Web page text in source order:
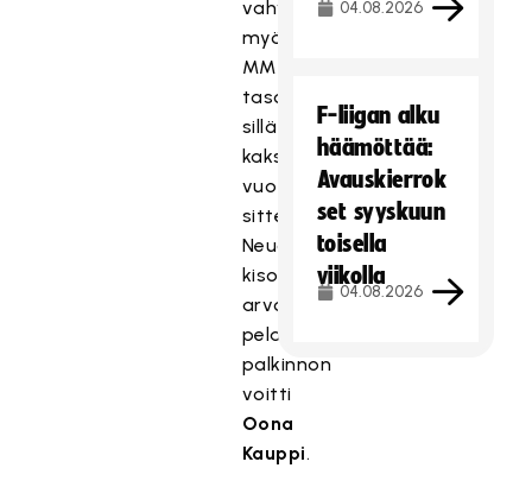
vahvistettu
myös
MM-
tasolla,
sillä
kaksi
vuotta
sitten
Neuchatelissa
kisojen
arvokkaimman
pelaajan
palkinnon
voitti
Oona
Kauppi.
04.08.2026
F-liigan alku
häämöttää:
Avauskierrok
set syyskuun
toisella
viikolla
04.08.2026